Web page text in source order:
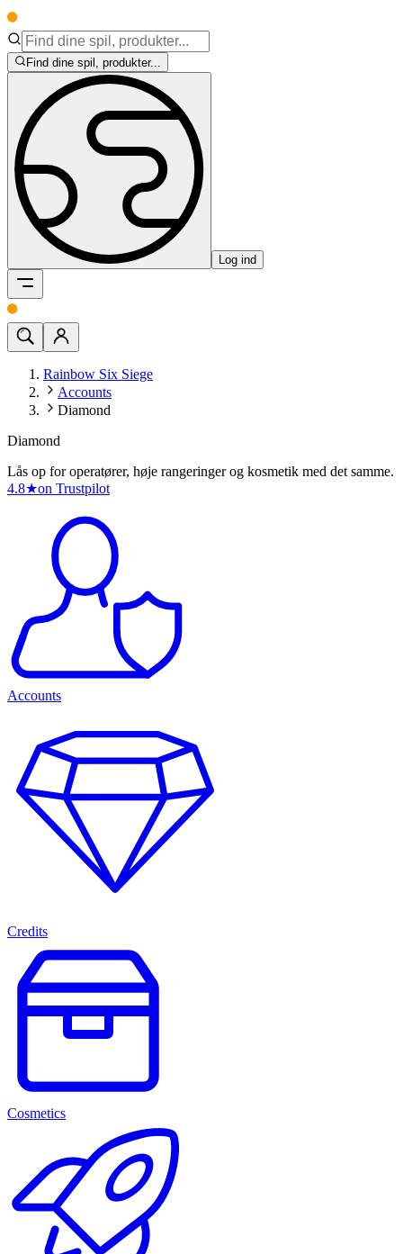
Find dine spil, produkter...
Log ind
Rainbow Six Siege
Accounts
Diamond
Diamond
Lås op for operatører, høje rangeringer og kosmetik med det samme.
4.8★on Trustpilot
Accounts
Credits
Cosmetics